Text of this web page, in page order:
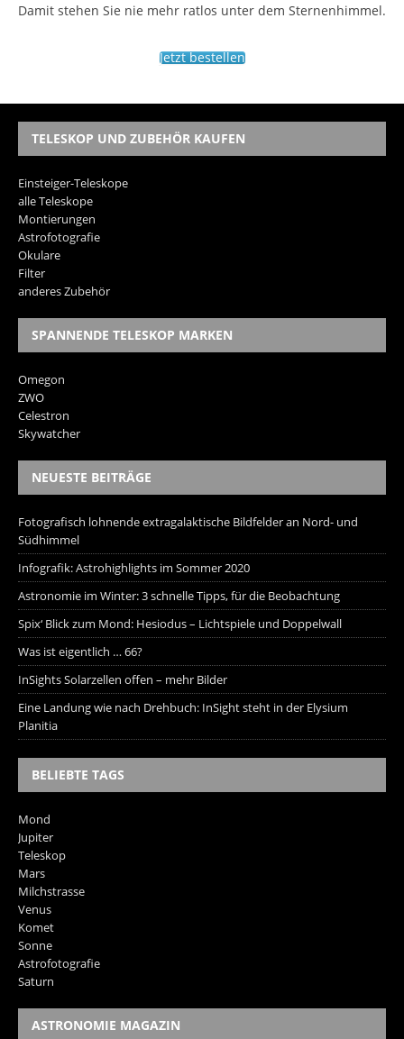
Damit stehen Sie nie mehr ratlos unter dem Sternenhimmel.
Jetzt bestellen
TELESKOP UND ZUBEHÖR KAUFEN
Einsteiger-Teleskope
alle Teleskope
Montierungen
Astrofotografie
Okulare
Filter
anderes Zubehör
SPANNENDE TELESKOP MARKEN
Omegon
ZWO
Celestron
Skywatcher
NEUESTE BEITRÄGE
Fotografisch lohnende extragalaktische Bildfelder an Nord- und
Südhimmel
Infografik: Astrohighlights im Sommer 2020
Astronomie im Winter: 3 schnelle Tipps, für die Beobachtung
Spix‘ Blick zum Mond: Hesiodus – Lichtspiele und Doppelwall
Was ist eigentlich … 66?
InSights Solarzellen offen – mehr Bilder
Eine Landung wie nach Drehbuch: InSight steht in der Elysium
Planitia
BELIEBTE TAGS
Mond
Jupiter
Teleskop
Mars
Milchstrasse
Venus
Komet
Sonne
Astrofotografie
Saturn
ASTRONOMIE MAGAZIN